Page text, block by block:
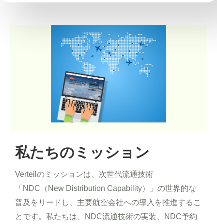
私たちのミッション
Verteilのミッションは、次世代流通技術
「NDC（New Distribution Capability）」の世界的な
普及をリードし、主要航空会社への導入を推進するこ
とです。私たちは、NDC流通技術の実装、NDC予約